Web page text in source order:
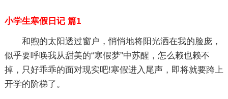
小学生寒假日记 篇1
和煦的太阳透过窗户，悄悄地将阳光洒在我的脸庞，
似乎要呼唤我从甜美的“寒假梦”中苏醒，怎么赖也赖不
掉，只好乖乖的面对现实吧!寒假进入尾声，即将就要跨上
开学的阶梯了。